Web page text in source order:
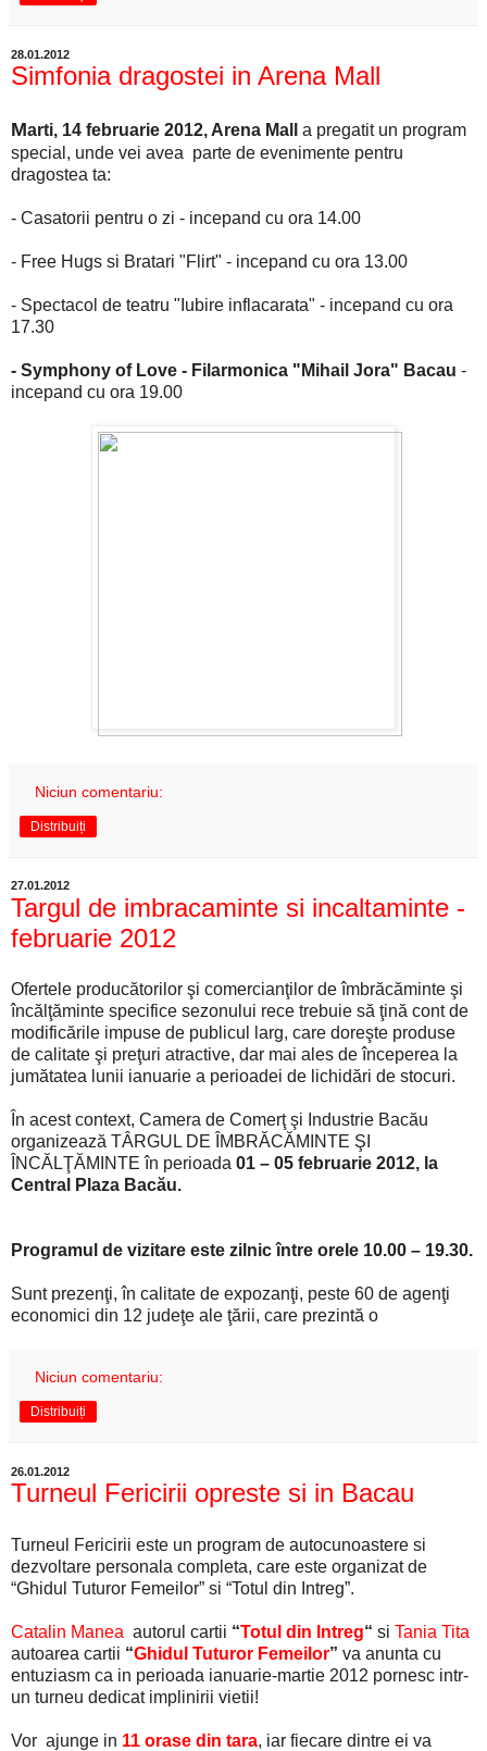
28.01.2012
Simfonia dragostei in Arena Mall
Marti, 14 februarie 2012, Arena Mall
a pregatit un program
special, unde vei avea parte de evenimente pentru
dragostea ta:
- Casatorii pentru o zi - incepand cu ora 14.00
- Free Hugs si Bratari "Flirt" - incepand cu ora 13.00
- Spectacol de teatru "Iubire inflacarata" - incepand cu ora
17.30
- Symphony of Love - Filarmonica "Mihail Jora" Bacau -
incepand cu ora 19.00
Niciun comentariu:
Distribuiți
27.01.2012
Targul de imbracaminte si incaltaminte -
februarie 2012
Ofertele producătorilor şi comercianţilor de îmbrăcăminte şi
încălţăminte specifice sezonului rece trebuie să ţină cont de
modificările impuse de publicul larg, care doreşte produse
de calitate şi preţuri atractive, dar mai ales de începerea la
jumătatea lunii ianuarie a perioadei de lichidări de stocuri.
În acest context, Camera de Comerţ şi Industrie Bacău
organizează TÂRGUL DE ÎMBRĂCĂMINTE ŞI
ÎNCĂLŢĂMINTE în perioada 01 – 05 februarie 2012, la
Central Plaza Bacău.
Programul de vizitare este zilnic între orele 10.00 – 19.30.
Sunt prezenţi, în calitate de expozanţi, peste 60 de agenţi
economici din 12 judeţe ale ţării, care prezintă o
Niciun comentariu:
Distribuiți
26.01.2012
Turneul Fericirii opreste si in Bacau
Turneul Fericirii este un program de autocunoastere si
dezvoltare personala completa, care este organizat de
“Ghidul Tuturor Femeilor” si “Totul din Intreg”.
Catalin Manea autorul cartii “Totul din Intreg“ si Tania Tita
autoarea cartii “Ghidul Tuturor Femeilor” va anunta cu
entuziasm ca in perioada ianuarie-martie 2012 pornesc intr-
un turneu dedicat implinirii vietii!
Vor ajunge in 11 orase din tara, iar fiecare dintre ei va